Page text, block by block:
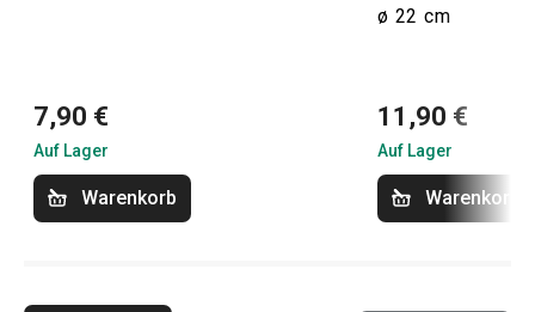
7,90 €
Auf Lager
Warenkorb
ø 22 cm
11,90 €
Auf Lager
Warenkorb